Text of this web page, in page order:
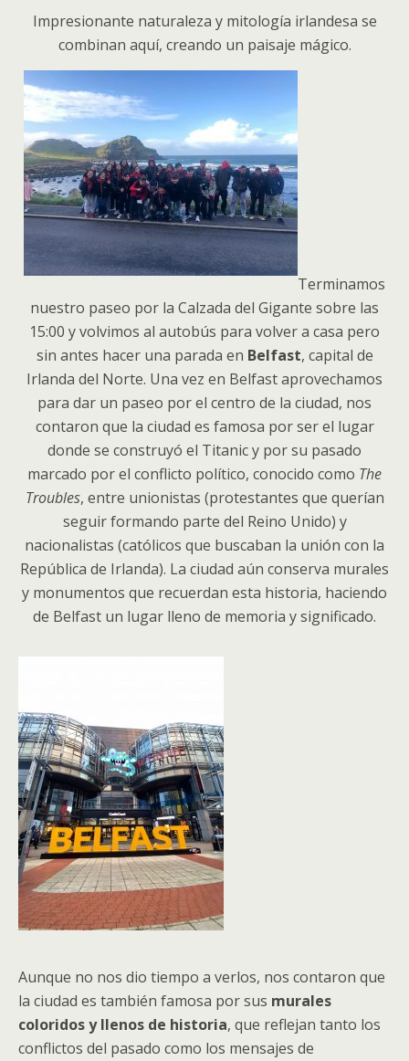
Impresionante naturaleza y mitología irlandesa se
combinan aquí, creando un paisaje mágico.
Terminamos
nuestro paseo por la Calzada del Gigante sobre las
15:00 y volvimos al autobús para volver a casa pero
sin antes hacer una parada en Belfast, capital de
Irlanda del Norte. Una vez en Belfast aprovechamos
para dar un paseo por el centro de la ciudad, nos
contaron que la ciudad es famosa por ser el lugar
donde se construyó el Titanic y por su pasado
marcado por el conflicto político, conocido como The
Troubles, entre unionistas (protestantes que querían
seguir formando parte del Reino Unido) y
nacionalistas (católicos que buscaban la unión con la
República de Irlanda). La ciudad aún conserva murales
y monumentos que recuerdan esta historia, haciendo
de Belfast un lugar lleno de memoria y significado.
Aunque no nos dio tiempo a verlos, nos contaron que
la ciudad es también famosa por sus murales
coloridos y llenos de historia, que reflejan tanto los
conflictos del pasado como los mensajes de